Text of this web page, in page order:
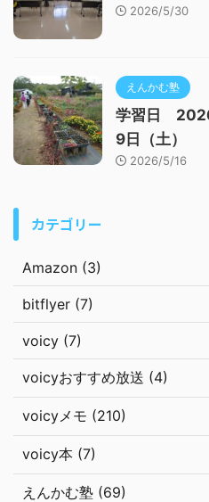
2026/5/30
えんかむ塾
学習日
9日（土）
2026/5/16
カテゴリー
Amazon (3)
bitflyer (7)
voicy (7)
voicyおすすめ放送 (4)
voicyメモ (210)
voicy本 (7)
えんかむ塾 (69)